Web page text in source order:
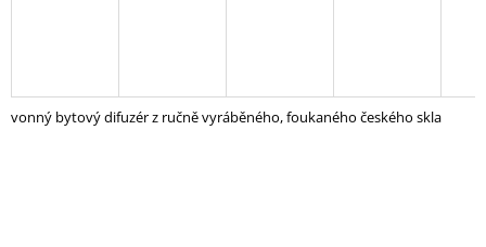
vonný bytový difuzér z ručně vyráběného, foukaného českého skla
U
J